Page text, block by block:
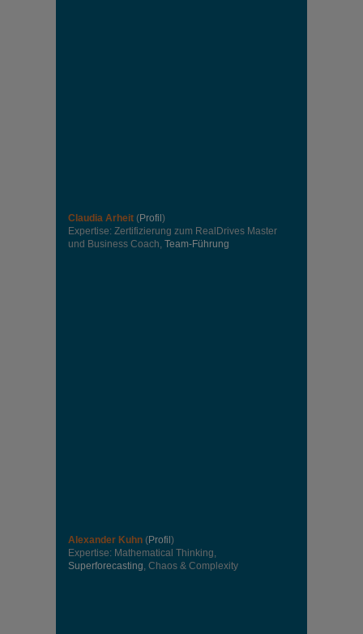
Claudia Arheit (Profil )
Expertise: Zertifizierung zum RealDrives Master
und Business Coach, Team-Führung
Alexander Kuhn (Profil )
Expertise: Mathematical Thinking,
Superforecasting, Chaos & Complexity